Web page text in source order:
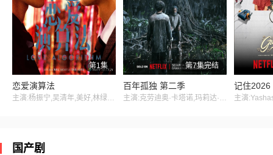
第1集
恋爱演算法
主演:杨振宁,吴清年,美好,林绿,舒森
第7集完结
百年孤独 第二季
主演:克劳迪奥·卡塔诺,玛莉达·索托,罗兰·索菲亚,阿基玛,维尼亚·马查多,赫苏斯-雷耶斯,戴里斯·范·格里肯,Rubén Alberto Prado Restrepo,Rashed Estefenn,安立奎·波维达,路易斯·费尔南多·吉尔,安吉拉·杜阿尔特,Cecilia Ramírez,Leonardo Aldana De Hoyos,Johanna Angulo
记住2026
国产剧